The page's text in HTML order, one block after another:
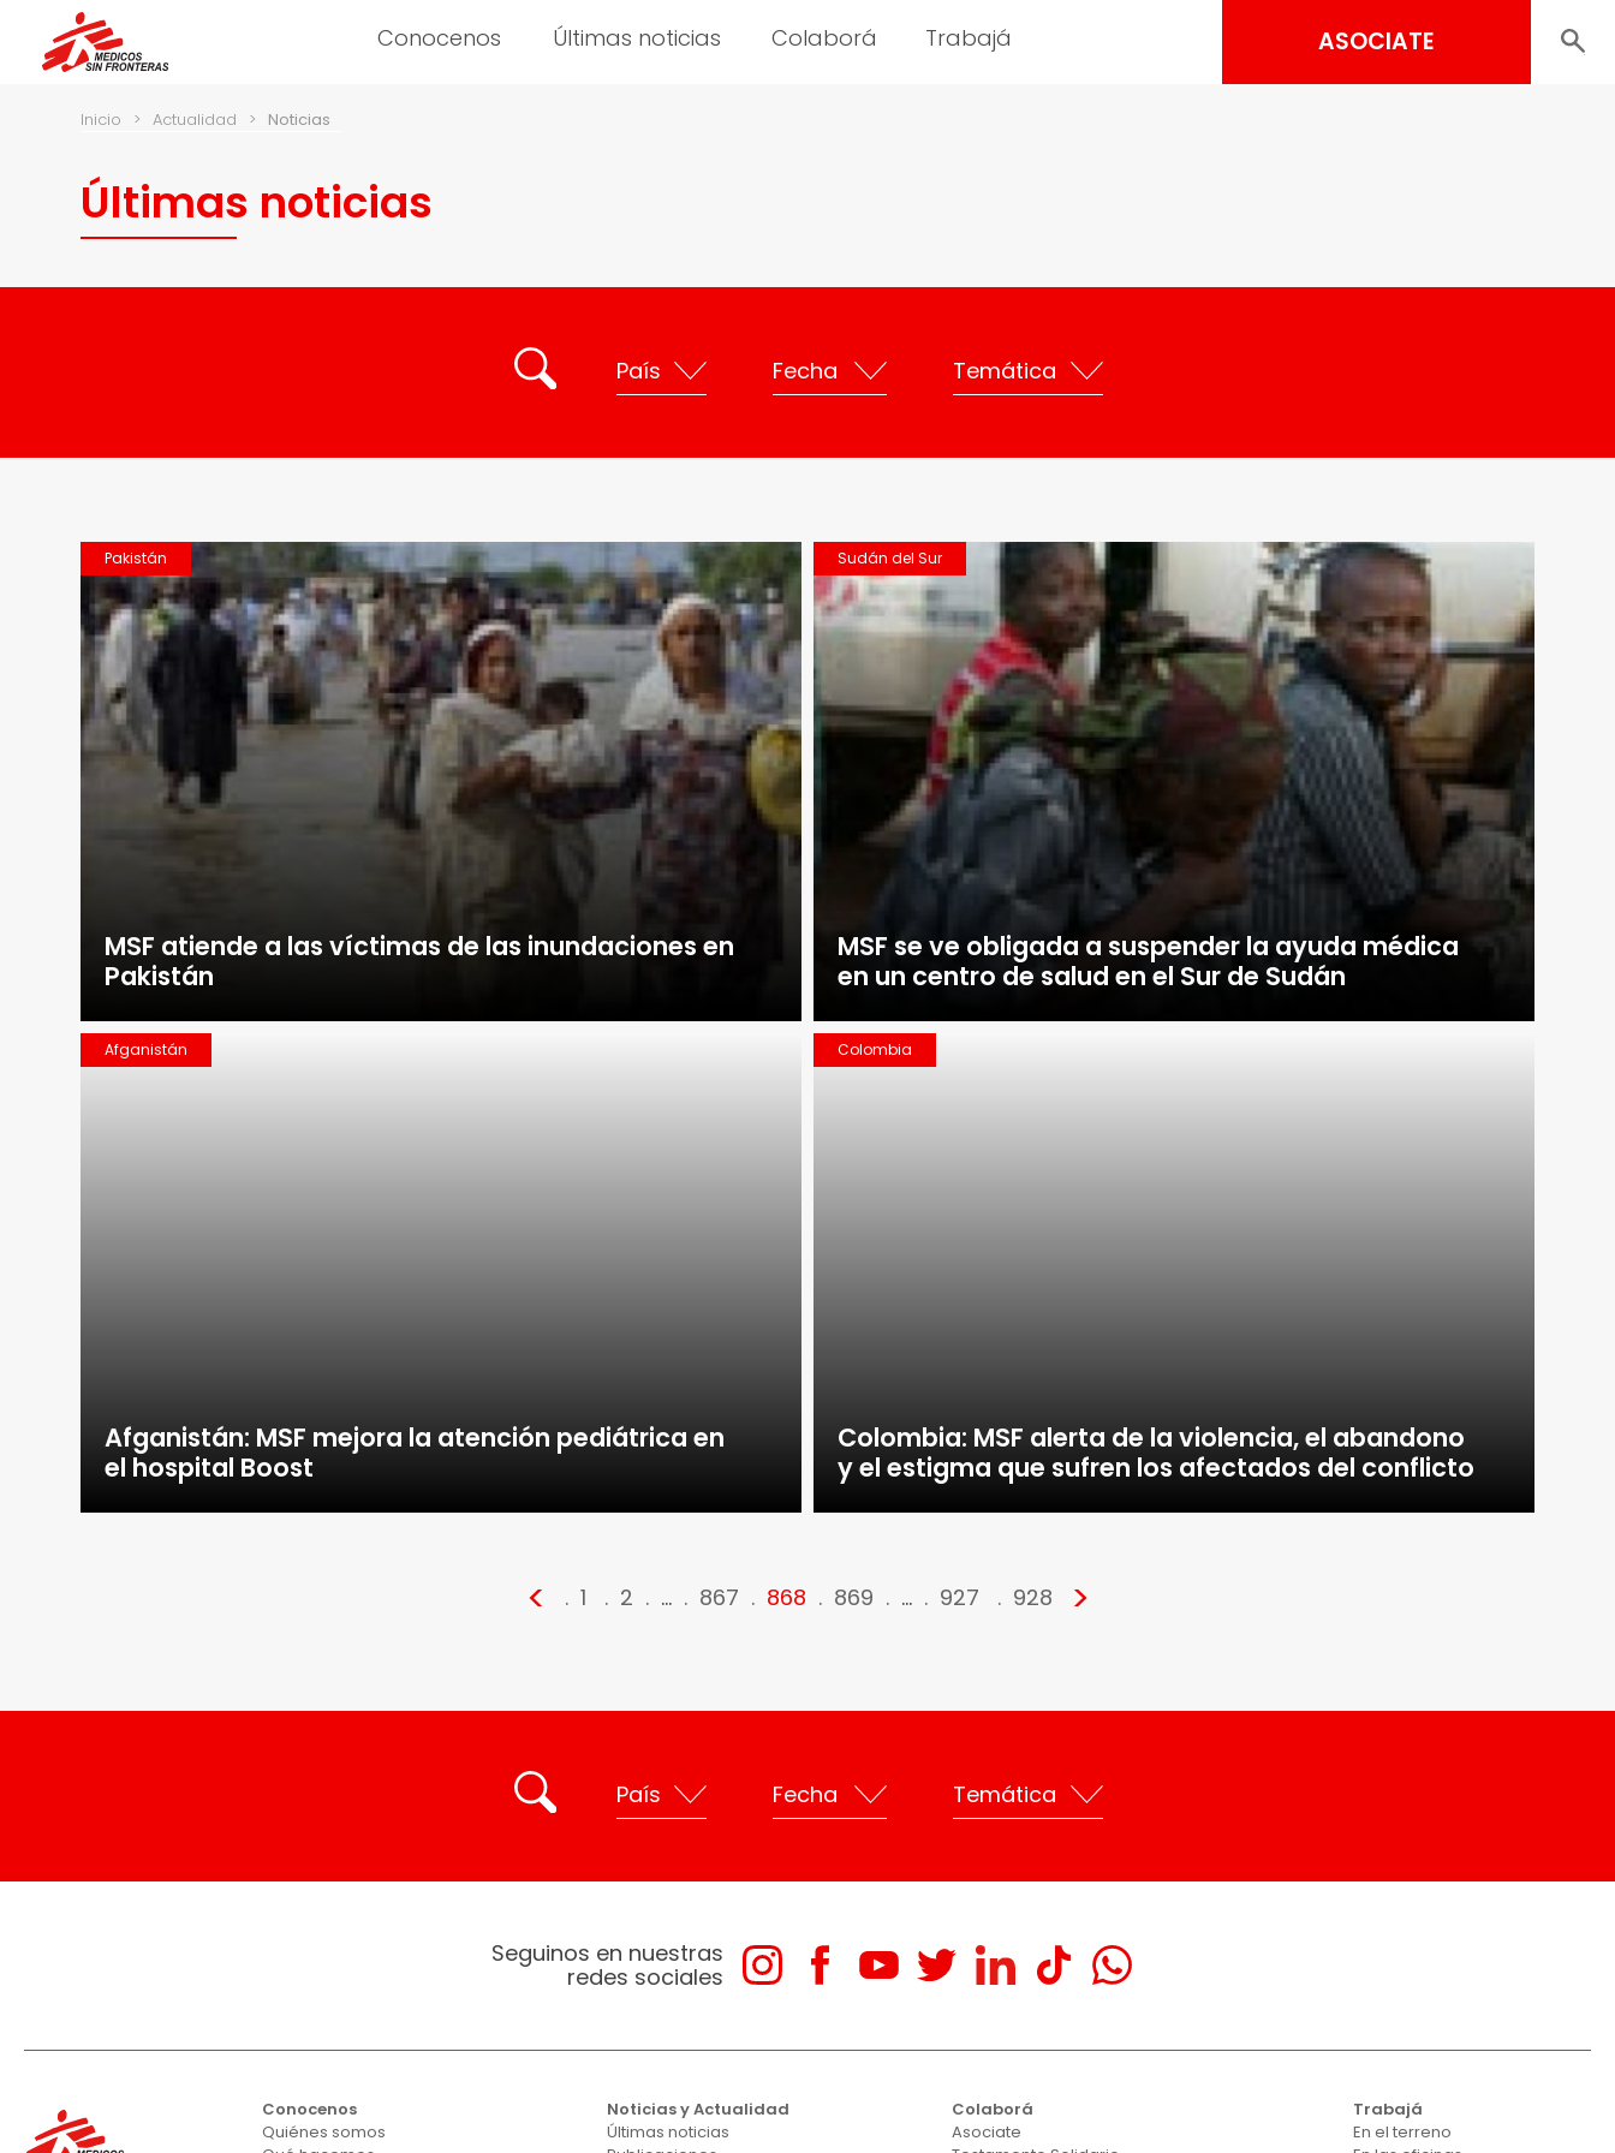
Conocenos Últimas noticias Colaborá Trabajá ASOCIATE
Inicio > Actualidad > Noticias
Últimas noticias
Pakistán
MSF atiende a las víctimas de las inundaciones en
Pakistán
Sudán del Sur
MSF se ve obligada a suspender la ayuda médica
en un centro de salud en el Sur de Sudán
Afganistán
Afganistán: MSF mejora la atención pediátrica en
el hospital Boost
Colombia
Colombia: MSF alerta de la violencia, el abandono
y el estigma que sufren los afectados del conflicto
< 1 2 … 867 868 869 … 927 928 >
Seguinos en nuestras
redes sociales
Conocenos
Quiénes somos
Noticias y Actualidad
Últimas noticias
Colaborá
Asociate
Trabajá
En el terreno